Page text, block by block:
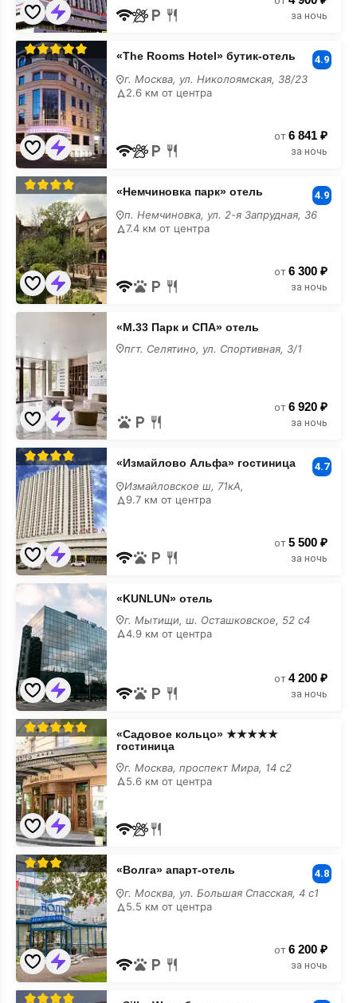
за ночь
«The
Rooms
Hotel»
бутик-
отель
шведский
стол
«The Rooms Hotel» бутик-отель 4.9
г. Москва, ул. Николоямская, 38/23
2.6 км от центра
от 6 841 ₽
за ночь
«Немчиновка
парк»
отель
шведский
стол
«Немчиновка парк» отель 4.9
п. Немчиновка, ул. 2-я Запрудная, 36
7.4 км от центра
от 6 300 ₽
за ночь
«М.33 Парк и СПА» отель
пгт. Селятино, ул. Спортивная, 3/1
от 6 920 ₽
за ночь
«Измайлово
Альфа»
гостиница
шведский
стол
«Измайлово Альфа» гостиница 4.7
Измайловское ш, 71кА,
9.7 км от центра
от 5 500 ₽
за ночь
«KUNLUN»
отель
шведский
стол
«KUNLUN» отель
г. Мытищи, ш. Осташковское, 52 с4
4.9 км от центра
от 4 200 ₽
за ночь
«Садовое
кольцо»
★★★★★
гостиница
шведский
стол
«Садовое кольцо» ★★★★★
гостиница
г. Москва, проспект Мира, 14 с2
5.6 км от центра
«Волга»
апарт-
отель
шведский
стол
«Волга» апарт-отель 4.8
г. Москва, ул. Большая Спасская, 4 с1
5.5 км от центра
от 6 200 ₽
за ночь
«Silky